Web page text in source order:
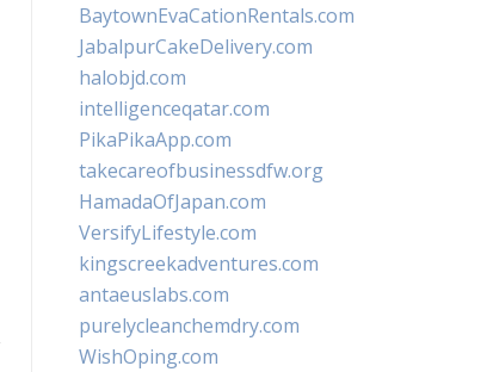
BaytownEvaCationRentals.com
JabalpurCakeDelivery.com
halobjd.com
intelligenceqatar.com
PikaPikaApp.com
takecareofbusinessdfw.org
HamadaOfJapan.com
VersifyLifestyle.com
kingscreekadventures.com
antaeuslabs.com
purelycleanchemdry.com
WishOping.com